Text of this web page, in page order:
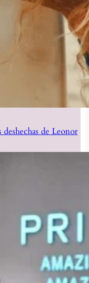
deshechas de Leonor